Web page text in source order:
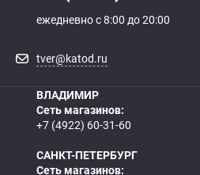
ежедневно с 8:00 до 20:00
tver@katod.ru
ВЛАДИМИР
Сеть магазинов:
+7 (4922) 60-31-60
САНКТ-ПЕТЕРБУРГ
Сеть магазинов: